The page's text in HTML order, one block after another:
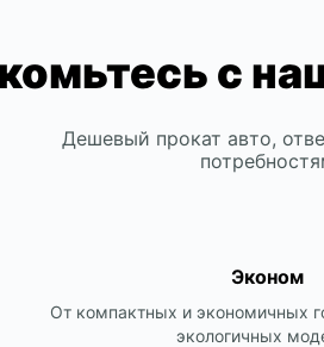
с
Дешевый прокат авто,
Эконом
От компактных и экономичных
экологичных